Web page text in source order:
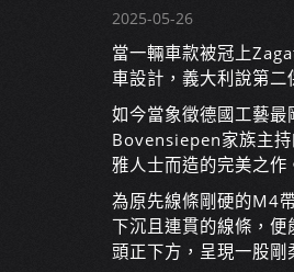
2025-05-26
當一輛車款被冠上
車設計，義大利說第二
如今當象徵德國工藝
Bovensiepen家族主
雅人士而造的完美之作
為原先線條剛硬的M4
下沉且連貫的線條，
頭正下方，呈現一股剛